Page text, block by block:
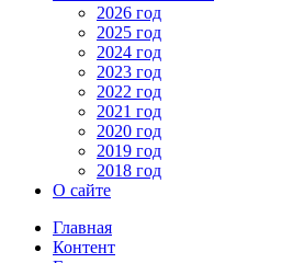
2026 год
2025 год
2024 год
2023 год
2022 год
2021 год
2020 год
2019 год
2018 год
О сайте
Главная
Контент